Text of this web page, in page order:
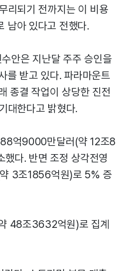
리되기 전까지는 이 비용
남아 있다고 전했다.
안은 지난달 주주 승인을
를 받고 있다. 파라마운트
종결 작업이 상당한 진전
대한다고 밝혔다.
억9000만달러(약 12조8
다. 반면 조정 상각전영
3조1856억원)로 5% 증
48조3632억원)로 집계